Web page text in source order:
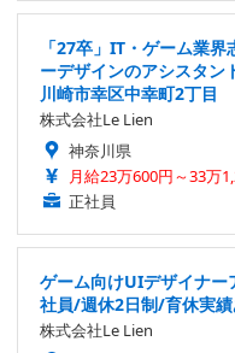
「27卒」IT・ゲーム業
ーデザインのアシスタ
川崎市幸区中幸町2丁目
株式会社Le Lien
神奈川県
月給23万600円～33万
正社員
ゲーム向けUIデザイナー
社員/週休2日制/育休実
株式会社Le Lien